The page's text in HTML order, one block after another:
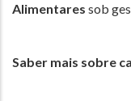
Alimentares sob
Saber mais sobre